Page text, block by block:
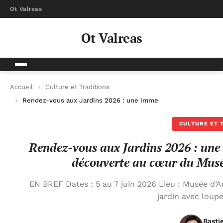
Ot Valreas
Ot Valreas
Accueil
Culture et Traditions
Rendez-vous aux Jardins 2026 : une immersion méditative
CULTURE ET
Rendez-vous aux Jardins 2026 :
découverte au cœur du
EN BREF Dates : 5 au 7 juin 2026 Lieu : Musée
jardin avec